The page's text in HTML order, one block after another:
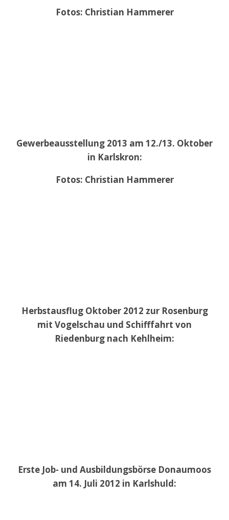
Fotos: Christian Hammerer
Gewerbeausstellung 2013 am 12./13. Oktober
in Karlskron:
Fotos: Christian Hammerer
Herbstausflug Oktober 2012 zur Rosenburg
mit Vogelschau und Schifffahrt von
Riedenburg nach Kehlheim:
Erste Job- und Ausbildungsbörse Donaumoos
am 14. Juli 2012 in Karlshuld: